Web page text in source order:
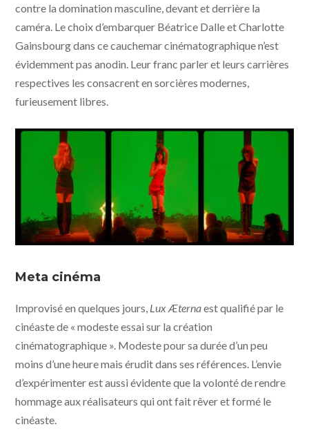
contre la domination masculine, devant et derrière la
caméra. Le choix d’embarquer Béatrice Dalle et Charlotte
Gainsbourg dans ce cauchemar cinématographique n’est
évidemment pas anodin. Leur franc parler et leurs carrières
respectives les consacrent en sorcières modernes,
furieusement libres.
zone
Meta cinéma
Improvisé en quelques jours, Lux Æternaest qualifié par le
cinéaste de « modeste essai sur la création
cinématographique ». Modeste pour sa durée d’un peu
moins d’une heure mais érudit dans ses références. L’envie
d’expérimenter est aussi évidente que la volonté de rendre
hommage aux réalisateurs qui ont fait rêver et formé le
cinéaste.